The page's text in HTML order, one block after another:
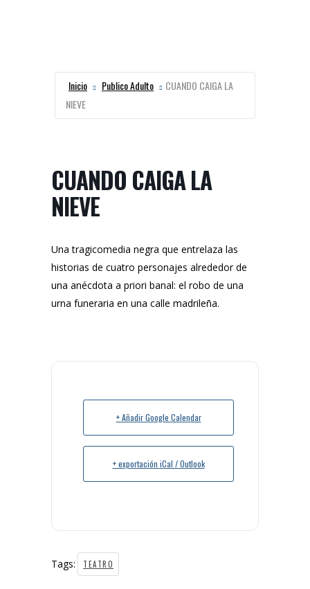
Inicio Publico Adulto
CUANDO CAIGA LA
NIEVE
CUANDO CAIGA LA
NIEVE
Una tragicomedia negra que entrelaza las
historias de cuatro personajes alrededor de
una anécdota a priori banal: el robo de una
urna funeraria en una calle madrileña.
+ Añadir Google Calendar
+ exportación iCal / Outlook
Tags: TEATRO